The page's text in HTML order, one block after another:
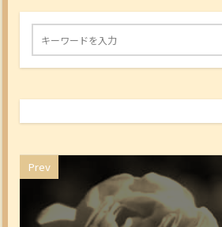
Prev